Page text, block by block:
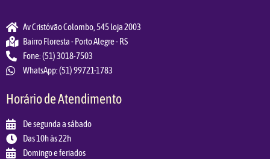
Av Cristóvão Colombo, 545 loja 2003
Bairro Floresta - Porto Alegre - RS
Fone: (51) 3018-7503
WhatsApp: (51) 99721-1783
Horário de Atendimento
De segunda a sábado
Das 10h às 22h
Domingo e feriados